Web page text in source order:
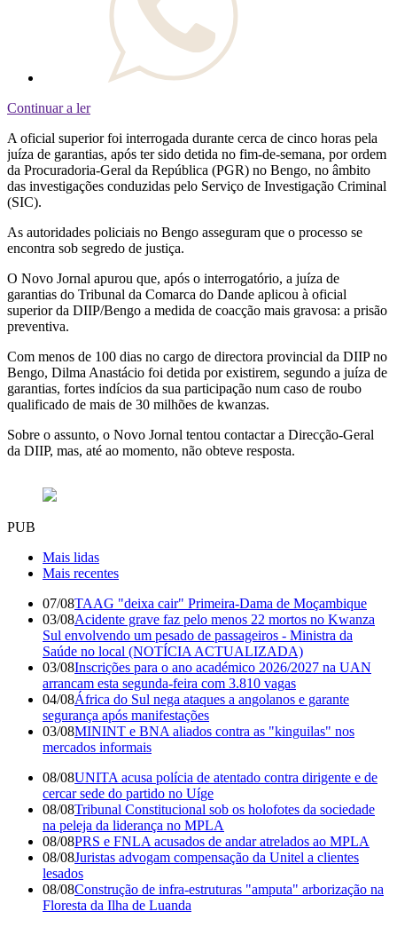
Continuar a ler
A oficial superior foi interrogada durante cerca de cinco horas pela
juíza de garantias, após ter sido detida no fim-de-semana, por ordem
da Procuradoria-Geral da República (PGR) no Bengo, no âmbito
das investigações conduzidas pelo Serviço de Investigação Criminal
(SIC).
As autoridades policiais no Bengo asseguram que o processo se
encontra sob segredo de justiça.
O Novo Jornal apurou que, após o interrogatório, a juíza de
garantias do Tribunal da Comarca do Dande aplicou à oficial
superior da DIIP/Bengo a medida de coacção mais gravosa: a prisão
preventiva.
Com menos de 100 dias no cargo de directora provincial da DIIP no
Bengo, Dilma Anastácio foi detida por existirem, segundo a juíza de
garantias, fortes indícios da sua participação num caso de roubo
qualificado de mais de 30 milhões de kwanzas.
Sobre o assunto, o Novo Jornal tentou contactar a Direcção-Geral
da DIIP, mas, até ao momento, não obteve resposta.
PUB
Mais lidas
Mais recentes
07/08TAAG "deixa cair" Primeira-Dama de Moçambique
03/08Acidente grave faz pelo menos 22 mortos no Kwanza
Sul envolvendo um pesado de passageiros - Ministra da
Saúde no local (NOTÍCIA ACTUALIZADA)
03/08Inscrições para o ano académico 2026/2027 na UAN
arrancam esta segunda-feira com 3.810 vagas
04/08África do Sul nega ataques a angolanos e garante
segurança após manifestações
03/08MININT e BNA aliados contra as "kinguilas" nos
mercados informais
08/08UNITA acusa polícia de atentado contra dirigente e de
cercar sede do partido no Uíge
08/08Tribunal Constitucional sob os holofotes da sociedade
na peleja da liderança no MPLA
08/08PRS e FNLA acusados de andar atrelados ao MPLA
08/08Juristas advogam compensação da Unitel a clientes
lesados
08/08Construção de infra-estruturas "amputa" arborização na
Floresta da Ilha de Luanda